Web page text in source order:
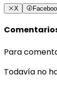
X
Para
Todavía no